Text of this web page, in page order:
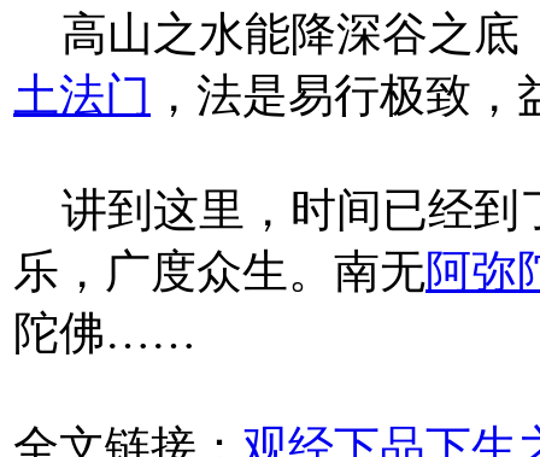
高山之水能降深谷之底
土法门 ，法是易行极致
讲到这里，时间已经到
乐，广度众生。南无阿弥
陀佛……